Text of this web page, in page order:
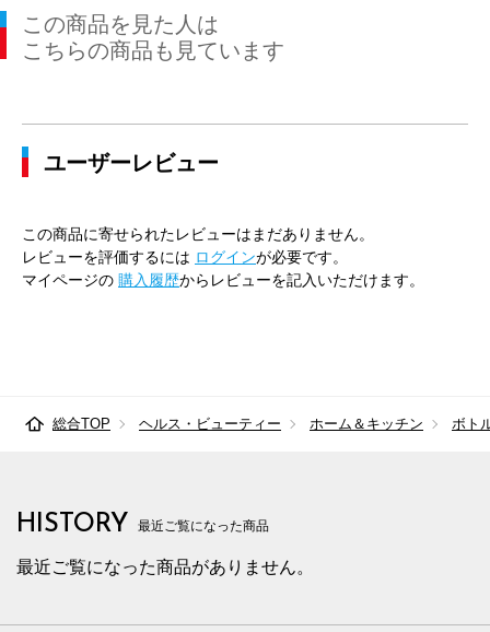
この商品を見た人は
こちらの商品も見ています
ユーザーレビュー
この商品に寄せられたレビューはまだありません。
レビューを評価するには ログインが必要です。
マイページの 購入履歴からレビューを記入いただけます。
総合TOP ヘルス・ビューティー ホーム＆キッチン ボト
HISTORY 最近ご覧になった商品
最近ご覧になった商品がありません。